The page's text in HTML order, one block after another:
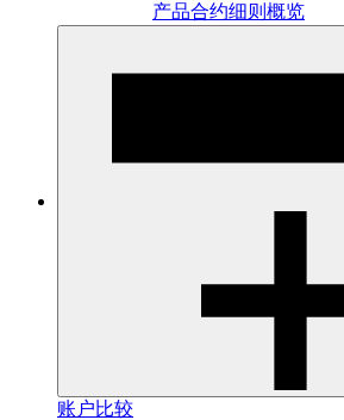
产品合约细则概览
账户比较